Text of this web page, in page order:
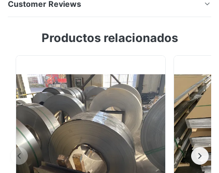
Material de acero inoxidable de alta calidad diseñado
decorativas.esta bobina de acero inoxidable
Customer Reviews
5.0Based on 50 reviews recently
0
0
J James
Jan 13.2026
Excellent quality stainless steel coil. The material meets our
Productos relacionados